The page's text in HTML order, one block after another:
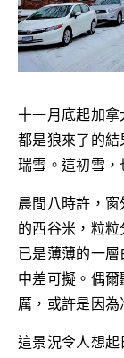
十一月底起加
都是狼來了的
瑞雪。這初雪，
晨間八時許，
的西谷米，粒
已是薄薄的一
中差可擬。偶
厲，或許是因為
這景況令人想